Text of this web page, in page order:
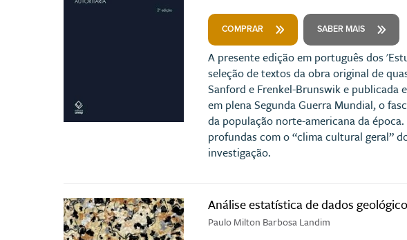
COMPRAR SABER MAIS
A presente edição em português dos
seleção de textos da obra original de
Sanford e Frenkel-Brunswik e publicada
em plena Segunda Guerra Mundial, o
da população norte-americana da
profundas com o “clima cultural geral”
investigação.
Análise estatística de dados
Paulo Milton Barbosa Landim